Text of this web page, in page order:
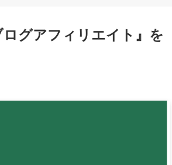
グアフィリエイト』を